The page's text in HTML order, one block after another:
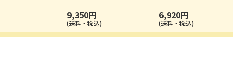
9,350円
(送料・税込)
6,920円
(送料・税込)